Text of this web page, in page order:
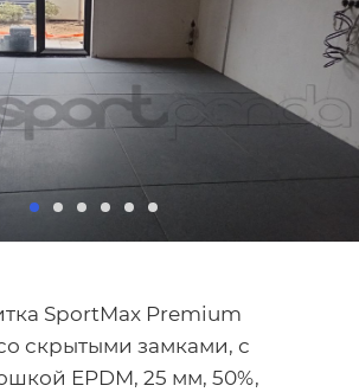
SportMax Premium
скрытыми замками, с
EPDM, 25 мм, 50%,